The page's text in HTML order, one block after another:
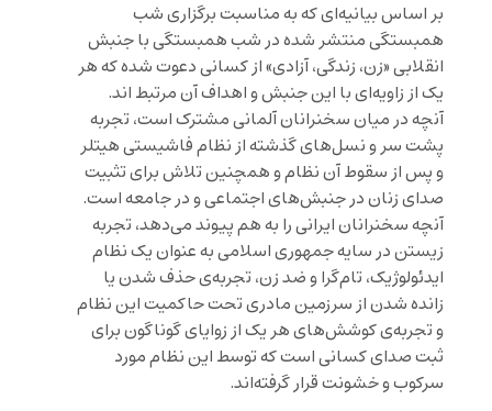
بر اساس بیانیه‌ای که به مناسبت برگزاری شب
همبستگی منتشر شده در شب همبستگی با جنبش
انقلابی «زن، زندگی، آزادی» از کسانی دعوت شده که هر
یک از زاویه‌ای با این جنبش و اهداف آن مرتبط اند.
آنچه در میان سخنرانان آلمانی مشترک است، تجربه‌
پشت سر و نسل‌های گذشته از نظام فاشیستی هیتلر
و پس از سقوط آن نظام و همچنین تلاش برای تثبیت
صدای زنان در جنبش‌های اجتماعی و در جامعه است.
آنچه سخنرانان ایرانی را به هم پیوند می‌دهد، تجربه‌
زیستن در سایه‌ جمهوری اسلامی به عنوان یک نظام
ایدئولوژیک، تام‌گرا و ضد زن، تجربه‌ی حذف شدن یا
زانده شدن از سرزمین مادری تحت حاکمیت این نظام
و تجربه‌ی کوشش‌های هر یک از زوایای گوناگون برای
ثبت صدای کسانی است که توسط این نظام مورد
سرکوب و خشونت قرار گرفته‌اند.